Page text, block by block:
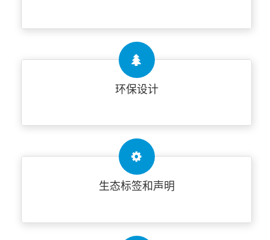
环保设计
生态标签和声明